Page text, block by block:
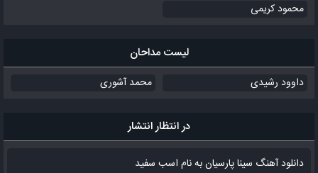
محمود کریمی
لیست مداحان
داوود رشیدی محمد آشوری
در انتظار انتشار
دانلود آهنگ سینا پارسیان به نام اسب سفید